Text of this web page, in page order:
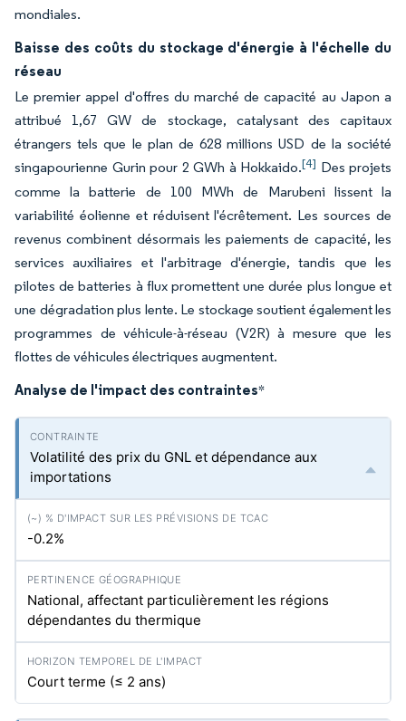
mondiales.
Baisse des coûts du stockage d'énergie à l'échelle du
réseau
Le premier appel d'offres du marché de capacité au Japon a
attribué 1,67 GW de stockage, catalysant des capitaux
étrangers tels que le plan de 628 millions USD de la société
singapourienne Gurin pour 2 GWh à Hokkaido.[4] Des projets
comme la batterie de 100 MWh de Marubeni lissent la
variabilité éolienne et réduisent l'écrêtement. Les sources de
revenus combinent désormais les paiements de capacité, les
services auxiliaires et l'arbitrage d'énergie, tandis que les
pilotes de batteries à flux promettent une durée plus longue et
une dégradation plus lente. Le stockage soutient également les
programmes de véhicule-à-réseau (V2R) à mesure que les
flottes de véhicules électriques augmentent.
Analyse de l'impact des contraintes*
Volatilité des prix du GNL et dépendance aux
importations
-0.2%
National, affectant particulièrement les régions
dépendantes du thermique
Court terme (≤ 2 ans)